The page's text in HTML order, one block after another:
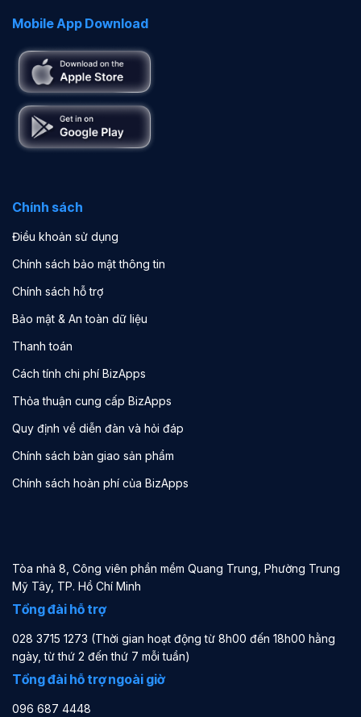
Mobile App Download
Chính sách
Điều khoản sử dụng
Chính sách bảo mật thông tin
Chính sách hỗ trợ
Bảo mật & An toàn dữ liệu
Thanh toán
Cách tính chi phí BizApps
Thỏa thuận cung cấp BizApps
Quy định về diễn đàn và hỏi đáp
Chính sách bàn giao sản phẩm
Chính sách hoàn phí của BizApps
Tòa nhà 8, Công viên phần mềm Quang Trung, Phường Trung
Mỹ Tây, TP. Hồ Chí Minh
Tổng đài hỗ trợ
028 3715 1273 (Thời gian hoạt động từ 8h00 đến 18h00 hằng
ngày, từ thứ 2 đến thứ 7 mỗi tuần)
Tổng đài hỗ trợ ngoài giờ
096 687 4448